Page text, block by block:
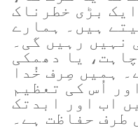
بڑی خطرناک
ہیں۔ ہمارے
نہیں رہیں گی۔
یا دھمکی
ہمیں صِرف خُدا
اُس کی تعظیم
اب اور ابدتک
طرف حفاظت ہے۔